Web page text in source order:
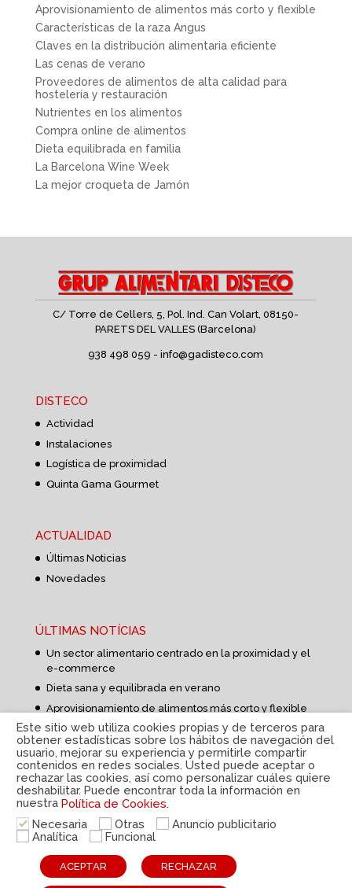
Aprovisionamiento de alimentos más corto y flexible
Características de la raza Angus
Claves en la distribución alimentaria eficiente
Las cenas de verano
Proveedores de alimentos de alta calidad para
hostelería y restauración
Nutrientes en los alimentos
Compra online de alimentos
Dieta equilibrada en familia
La Barcelona Wine Week
La mejor croqueta de Jamón
C/ Torre de Cellers, 5, Pol. Ind. Can Volart,08150-
PARETS DEL VALLES (Barcelona)
938 498 059 -info@gadisteco.com
DISTECO
Actividad
Instalaciones
Logística de proximidad
Quinta Gama Gourmet
ACTUALIDAD
Últimas Noticias
Novedades
ÚLTIMAS NOTÍCIAS
Un sector alimentario centrado en la proximidad y el
e-commerce
Dieta sana y equilibrada en verano
Aprovisionamiento de alimentos más corto y flexible
Política de privacidad|
cookies| Sistema interno de información|
© Disteco
2022
Este sitio web utiliza cookies propias y de terceros para
obtener estadísticas sobre los hábitos de navegación del
usuario, mejorar su experiencia y permitirle compartir
contenidos en redes sociales. Usted puede aceptar o
rechazar las cookies, así como personalizar cuáles quiere
deshabilitar. Puede encontrar toda la información en
nuestra Política de Cookies.
Necesaria
Otras
Anuncio publicitario
Analítica
Funcional
ACEPTAR RECHAZAR
ESP CAT ENG